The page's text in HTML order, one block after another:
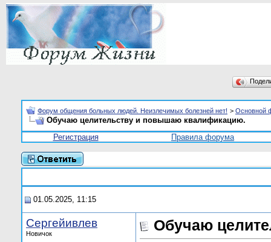
Форум общения больных людей. Неизлечимых болезней нет! > Основной
Обучаю целительству и повышаю квалификацию.
Регистрация
Правила форума
01.05.2025, 11:15
Сергейивлев
Новичок
Обучаю